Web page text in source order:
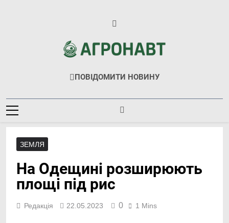
Агронавт
Новини Українського Агробізнесу
ПОВІДОМИТИ НОВИНУ
ЗЕМЛЯ
На Одещині розширюють
площі під рис
Редакція 22.05.2023 0 1 Mins